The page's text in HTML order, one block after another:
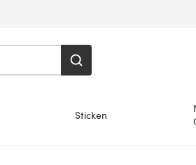
Sticken